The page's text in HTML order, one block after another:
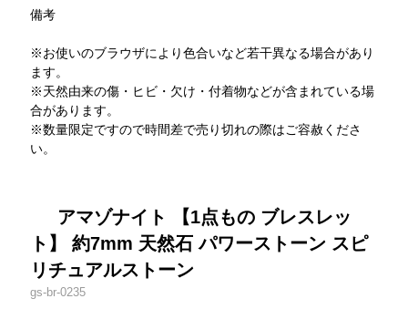
備考
※お使いのブラウザにより色合いなど若干異なる場合があり
ます。
※天然由来の傷・ヒビ・欠け・付着物などが含まれている場
合があります。
※数量限定ですので時間差で売り切れの際はご容赦くださ
い。
アマゾナイト 【1点もの ブレスレッ
ト】 約7mm 天然石 パワーストーン スピ
リチュアルストーン
gs-br-0235